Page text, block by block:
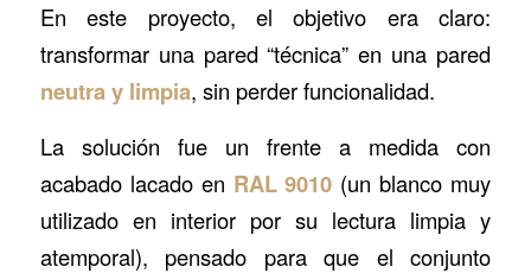
En este proyecto, el objetivo era claro:
transformar una pared “técnica” en una pared
neutra y limpia, sin perder funcionalidad.
La solución fue un frente a medida con
acabado lacado en RAL 9010 (un blanco muy
utilizado en interior por su lectura limpia y
atemporal), pensado para que el conjunto